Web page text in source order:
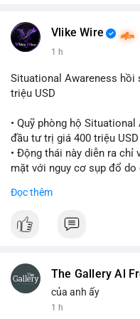
Vlike Wire
1 h
Situational Awareness hồi
triệu USD
• Quỹ phòng hộ
đầu tư trị giá 400 triệu
• Động thái này diễn ra chỉ
mặt với nguy cơ sụp đổ
• Sự trở lại này đánh dấu
$btc $eth
Đọc thêm
The Gallery Al
của anh ấy
1 h